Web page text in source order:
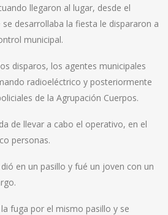
llegaron al lugar, desde el
desarrollaba la fiesta le dispararon a
municipal.
disparos, los agentes municipales
radioeléctrico y posteriormente
de la Agrupación Cuerpos.
de llevar a cabo el operativo, en el
personas.
en un pasillo y fué un joven con un
fuga por el mismo pasillo y se